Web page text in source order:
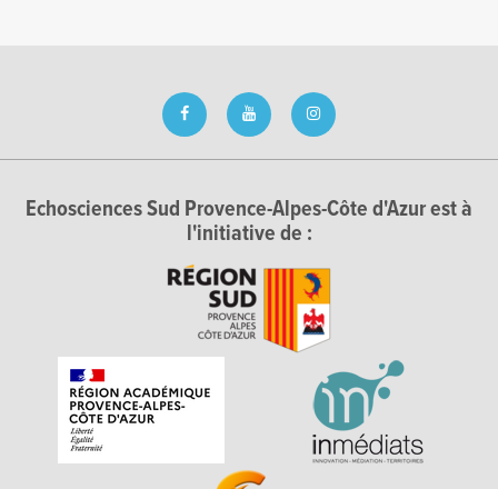
Echosciences Sud Provence-Alpes-Côte d'Azur est à
l'initiative de :